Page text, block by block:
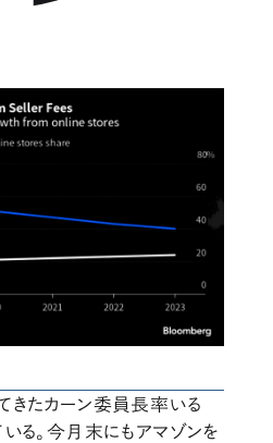
きたカーン委員長率いる
る。今月末にもアマゾンを